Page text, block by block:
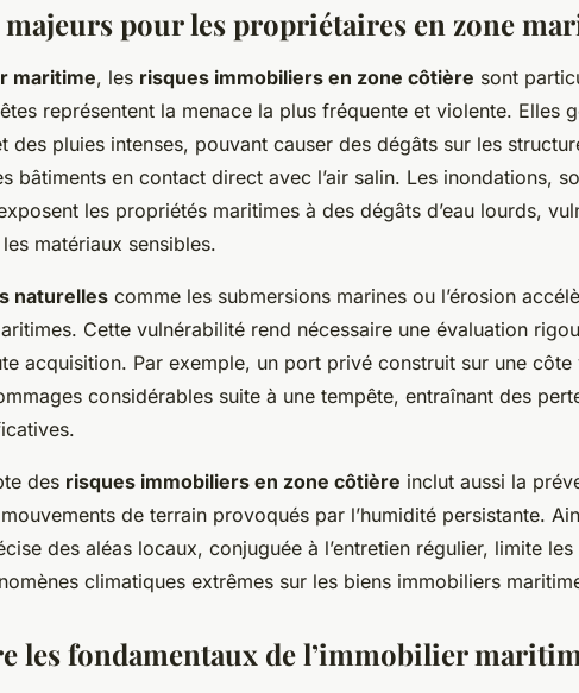
majeurs pour les propriétaires en zone
maritime, les risques immobiliers en zone côtière sont
représentent la menace la plus fréquente et violente. Elles
des pluies intenses, pouvant causer des dégâts sur les
bâtiments en contact direct avec l’air salin. Les inondations,
les propriétés maritimes à des dégâts d’eau lourds,
matériaux sensibles.
naturelles comme les submersions marines ou l’érosion
Cette vulnérabilité rend nécessaire une évaluation
acquisition. Par exemple, un port privé construit sur une côte
considérables suite à une tempête, entraînant des
des risques immobiliers en zone côtière inclut aussi la
de terrain provoqués par l’humidité persistante.
des aléas locaux, conjuguée à l’entretien régulier, limite
climatiques extrêmes sur les biens immobiliers
les fondamentaux de l’immobilier